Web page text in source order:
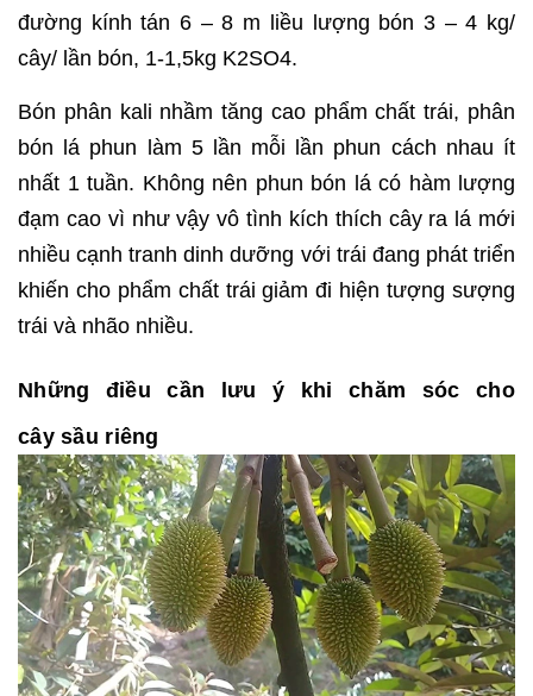
đường kính tán 6 – 8 m liều lượng bón 3 – 4 kg/
cây/ lần bón, 1-1,5kg K2SO4.
Bón phân kali nhầm tăng cao phẩm chất trái, phân
bón lá phun làm 5 lần mỗi lần phun cách nhau ít
nhất 1 tuần. Không nên phun bón lá có hàm lượng
đạm cao vì như vậy vô tình kích thích cây ra lá mới
nhiều cạnh tranh dinh dưỡng với trái đang phát triển
khiến cho phẩm chất trái giảm đi hiện tượng sượng
trái và nhão nhiều.
Những điều cần lưu ý khi chăm sóc cho
cây sầu riêng